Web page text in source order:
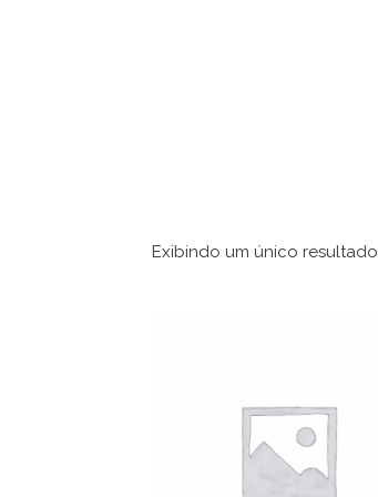
Exibindo um único resultado